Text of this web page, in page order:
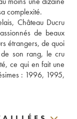
complexité.
Château Ducru
de beaux
étrangers, de quoi
son rang, le cru
ce qui en fait une
: 1996, 1995,